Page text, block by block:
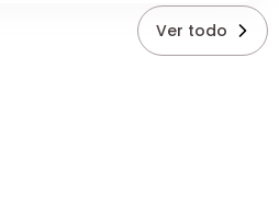
Ver todo